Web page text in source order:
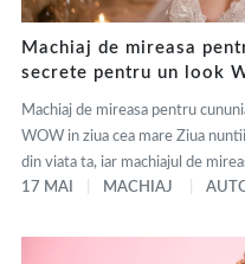
Machiaj de mireasa
secrete pentru un look
Machiaj de mireasa pentru
WOW in ziua cea mare Ziua
din viata ta, iar machiajul de
17 MAI
MACHIAJ